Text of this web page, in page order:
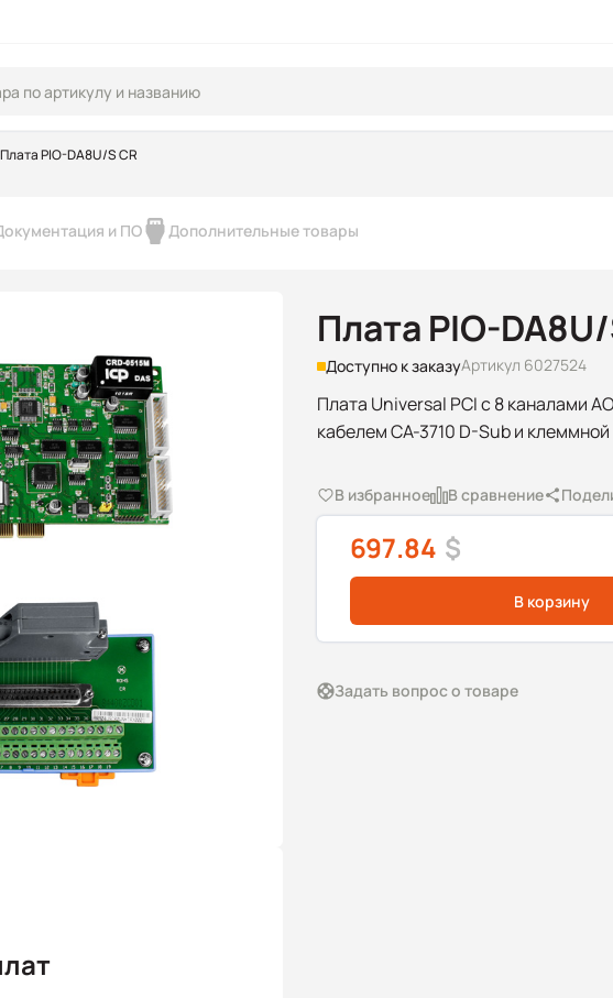
Плата PIO-DA8U/S CR
и ПО Дополнительные товары
Плата PIO-
Доступно к заказуАртикул 6027524
Плата Universal PCI с 8 каналами
кабелем CA-3710 D-Sub и
В избранное В сравнение
697.84 $
В корзину
Задать вопрос о товаре